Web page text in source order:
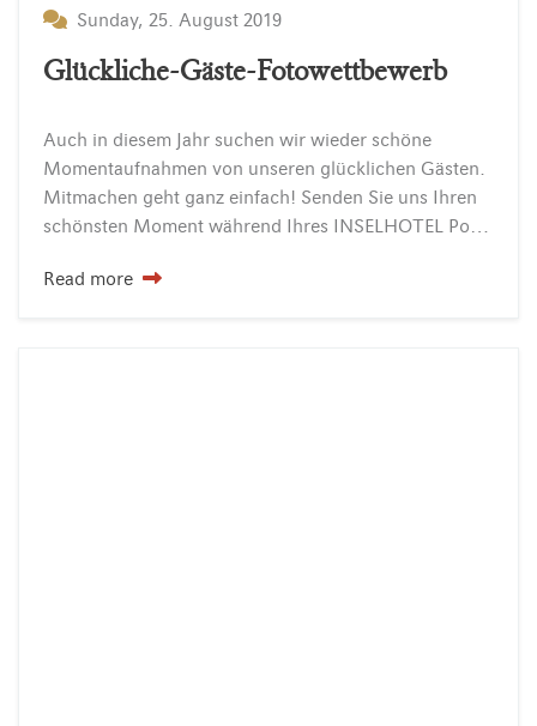
Sunday, 25. August 2019
Glückliche-Gäste-Fotowettbewerb
Auch in diesem Jahr suchen wir wieder schöne
Momentaufnahmen von unseren glücklichen Gästen.
Mitmachen geht ganz einfach! Senden Sie uns Ihren
schönsten Moment während Ihres INSELHOTEL Potsdam-Aufenthaltes zu und geben Sie uns ein kurzes Feedback zu Ihrem Foto. Im September…
Read more